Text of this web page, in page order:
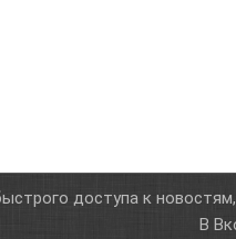
доступа к
В